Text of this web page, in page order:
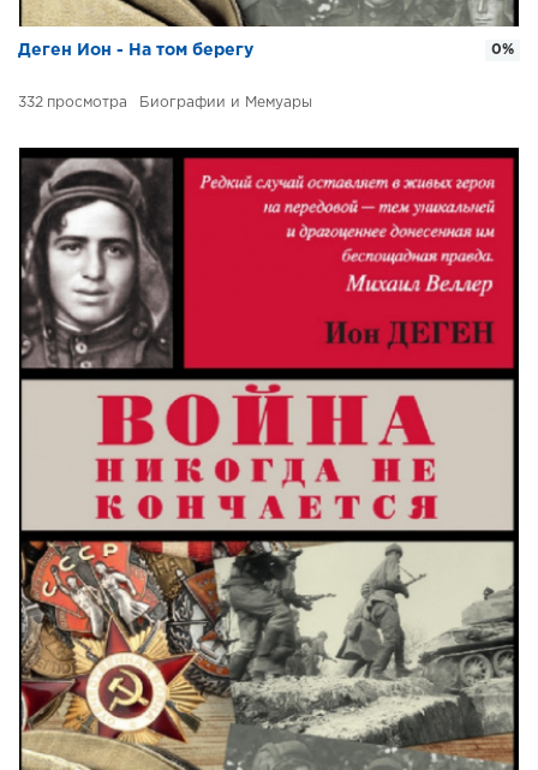
Деген Ион - На том берегу
332 Биографии и Мемуары
0%